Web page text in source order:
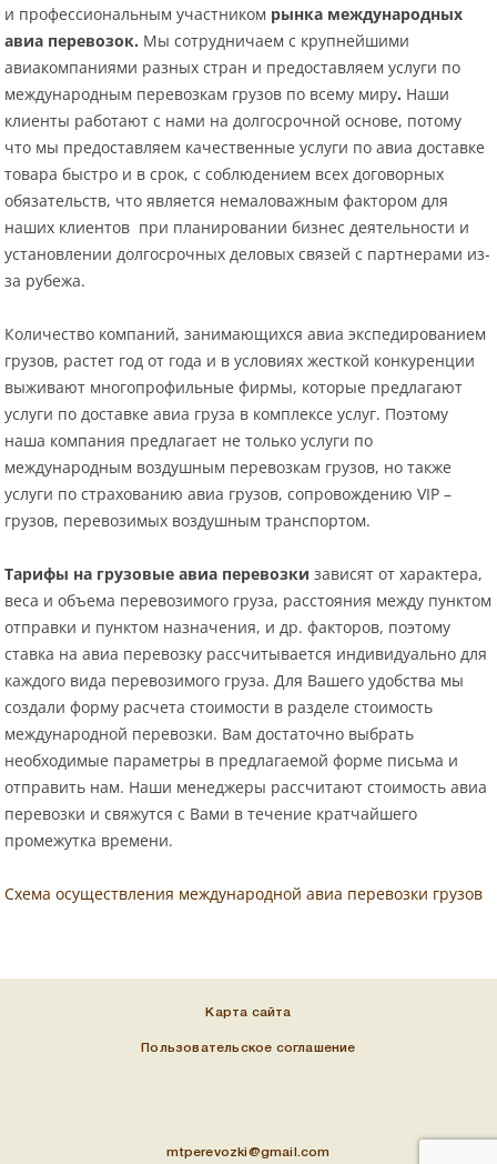
и профессиональным участником рынка международных
авиа перевозок. Мы сотрудничаем с крупнейшими
авиакомпаниями разных стран и предоставляем услуги по
международным перевозкам грузов по всему миру. Наши
клиенты работают с нами на долгосрочной основе, потому
что мы предоставляем качественные услуги по авиа доставке
товара быстро и в срок, с соблюдением всех договорных
обязательств, что является немаловажным фактором для
наших клиентов при планировании бизнес деятельности и
установлении долгосрочных деловых связей с партнерами из-
за рубежа.
Количество компаний, занимающихся авиа экспедированием
грузов, растет год от года и в условиях жесткой конкуренции
выживают многопрофильные фирмы, которые предлагают
услуги по доставке авиа груза в комплексе услуг. Поэтому
наша компания предлагает не только услуги по
международным воздушным перевозкам грузов, но также
услуги по страхованию авиа грузов, сопровождению VIP –
грузов, перевозимых воздушным транспортом.
Тарифы на грузовые авиа перевозки зависят от характера,
веса и объема перевозимого груза, расстояния между пунктом
отправки и пунктом назначения, и др. факторов, поэтому
ставка на авиа перевозку рассчитывается индивидуально для
каждого вида перевозимого груза. Для Вашего удобства мы
создали форму расчета стоимости в разделе стоимость
международной перевозки. Вам достаточно выбрать
необходимые параметры в предлагаемой форме письма и
отправить нам. Наши менеджеры рассчитают стоимость авиа
перевозки и свяжутся с Вами в течение кратчайшего
промежутка времени.
Схема осуществления международной авиа перевозки грузов
Карта сайта
Пользовательское соглашение
mtperevozki@gmail.com